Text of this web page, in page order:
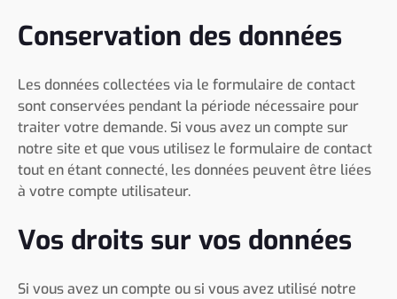
Conservation des données
Les données collectées via le formulaire de contact
sont conservées pendant la période nécessaire pour
traiter votre demande. Si vous avez un compte sur
notre site et que vous utilisez le formulaire de contact
tout en étant connecté, les données peuvent être liées
à votre compte utilisateur.
Vos droits sur vos données
Si vous avez un compte ou si vous avez utilisé notre